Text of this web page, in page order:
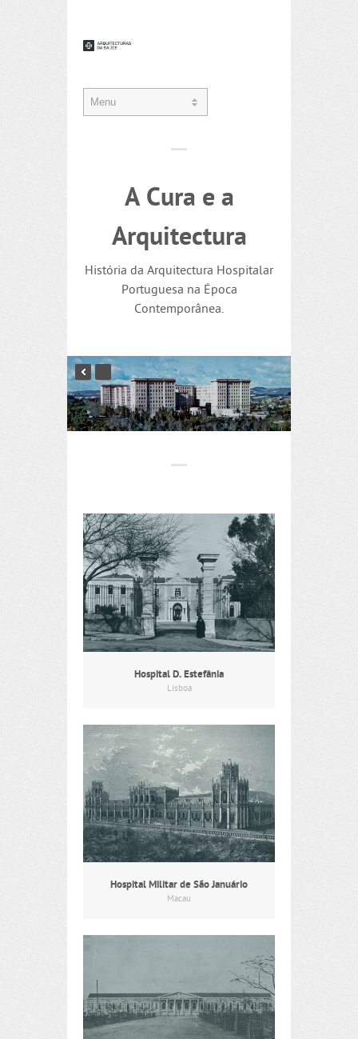
A Cura e a
Arquitectura
História da Arquitectura Hospitalar
Portuguesa na Época
Contemporânea.
Hospital D. Estefânia
Lisboa
Hospital Militar de São Januário
Macau